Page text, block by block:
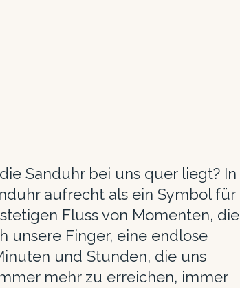
Sanduhr bei uns quer liegt? In
aufrecht als ein Symbol für
Fluss von Momenten, die
unsere Finger, eine endlose
und Stunden, die uns
mehr zu erreichen, immer